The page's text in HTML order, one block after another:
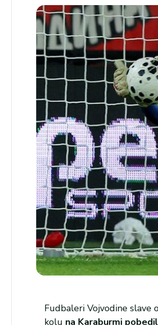
Fudbaleri Vojvodine slave
kolu na Karaburmi